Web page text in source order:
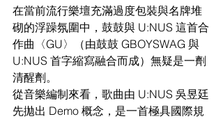
在當前流行樂壇充滿過度包裝與名牌堆
砌的浮躁氛圍中，鼓鼓與 U:NUS 這首合
作曲〈GU〉（由鼓鼓 GBOYSWAG 與
U:NUS 首字縮寫融合而成）無疑是一劑
清醒劑。
從音樂編制來看，歌曲由 U:NUS 吳昱廷
先拋出 Demo 概念，是一首極具國際規